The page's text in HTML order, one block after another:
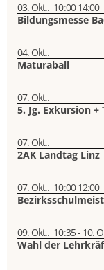
03. Okt.. 10:0014:00
Bildungsmesse
04. Okt..
Maturaball
07. Okt..
5. Jg. Exkursion +
07. Okt..
2AK Landtag Linz
07. Okt.. 10:0012:00
09. Okt.. 10:35- 10.
Wahl der